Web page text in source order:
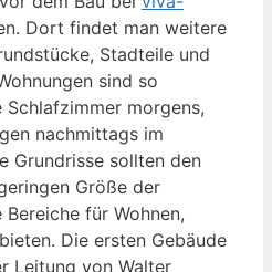
Dort findet man weitere
Stadteile und
sind so
morgens,
nachmittags im
Grundrisse sollten den
Größe der
für Wohnen,
Die ersten Gebäude
Leitung von Walter